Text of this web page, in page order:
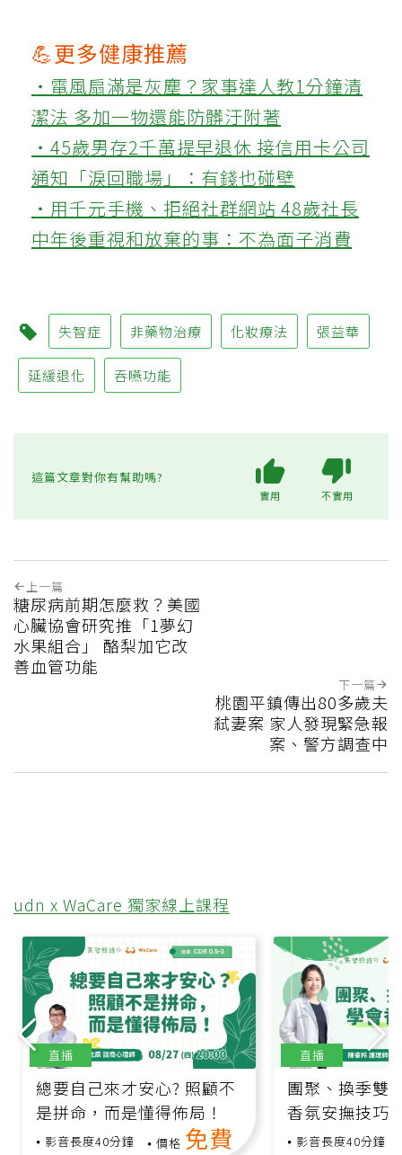
💪更多健康推薦
‧電風扇滿是灰塵？家事達人教1分鐘清
潔法 多加一物還能防髒汙附著
‧45歲男存2千萬提早退休 接信用卡公司
通知「淚回職場」：有錢也碰壁
‧用千元手機、拒絕社群網站 48歲社長
中年後重視和放棄的事：不為面子消費
失智症 非藥物治療 化妝療法 張益華
延緩退化 吞嚥功能
這篇文章對你有幫助嗎?
實用 不實用
上一篇
糖尿病前期怎麼救？美國
心臟協會研究推「1夢幻
水果組合」 酪梨加它改
善血管功能
下一篇
桃園平鎮傳出80多歲夫
弒妻案 家人發現緊急報
案、警方調查中
udn x WaCare 獨家線上課程
總要自己來才安心? 照顧不
是拼命，而是懂得佈局！
影音長度40分鐘 價格 免費
直播
團聚、換季雙
香氛安撫技巧
影音長度40分鐘
直播